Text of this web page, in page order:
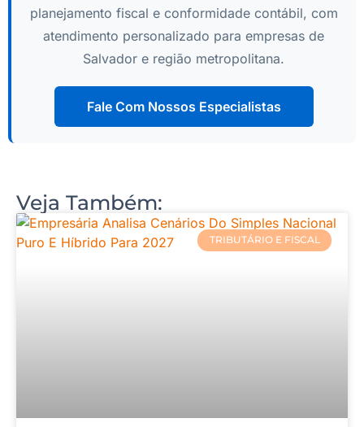
planejamento fiscal e conformidade contábil, com
atendimento personalizado para empresas de
Salvador e região metropolitana.
Fale Com Nossos Especialistas
Veja Também:
TRIBUTÁRIO E FISCAL